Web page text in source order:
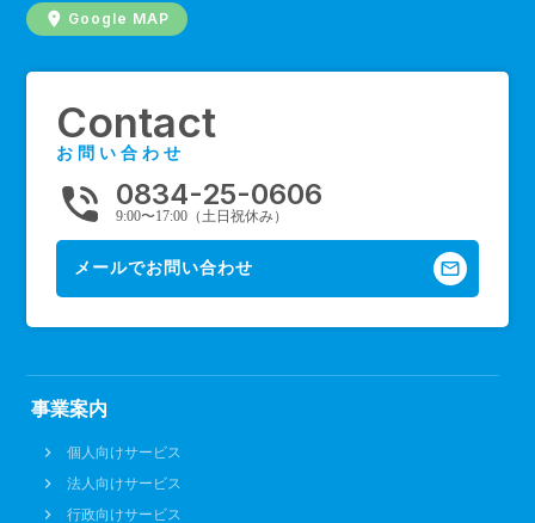
Google MAP
Contact
お問い合わせ
phone_in_talk 0834-25-0606
9:00〜17:00（土日祝休み）
メールでお問い合わせ mail_outline
事業案内
個人向けサービス
法人向けサービス
行政向けサービス